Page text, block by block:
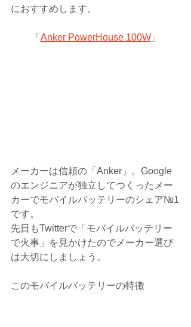
におすすめします。
「 Anker PowerHouse 100W」
メーカーは信頼の「Anker」。Google
のエンジニアが独立してつくったメー
カーでモバイルバッテリーのシェア№1
です。
先日もTwitterで「モバイルバッテリー
で火事」を見かけたのでメーカー選び
は大切にしましょう。
このモバイルバッテリーの特徴